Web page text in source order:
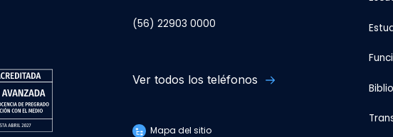
(56) 22903 0000
Ver todos los teléfonos
Mapa del sitio